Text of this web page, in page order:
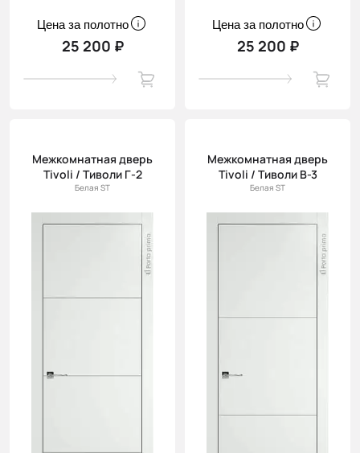
Цена за полотно
25 200 ₽
Цена за полотно
25 200 ₽
Межкомнатная дверь
Tivoli / Тиволи Г-2
Белая ST
Межкомнатная дверь
Tivoli / Тиволи В-3
Белая ST